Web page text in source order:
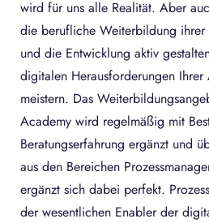
wird für uns alle Realität. Aber
die berufliche Weiterbildung ihrer
und die Entwicklung aktiv
digitalen Herausforderungen Ihrer
meistern. Das
Academy wird regelmäßig mit
Beratungserfahrung ergänzt und
aus den Bereichen
ergänzt sich dabei perfekt.
der wesentlichen Enabler der